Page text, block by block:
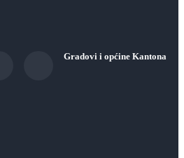
Gradovi i općine Kantona